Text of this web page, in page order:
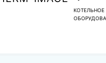
КОТЕЛЬНОЕ